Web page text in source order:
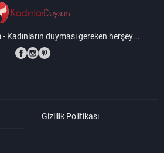
Kadınların duyması gereken herşey...
Gizlilik Politikası